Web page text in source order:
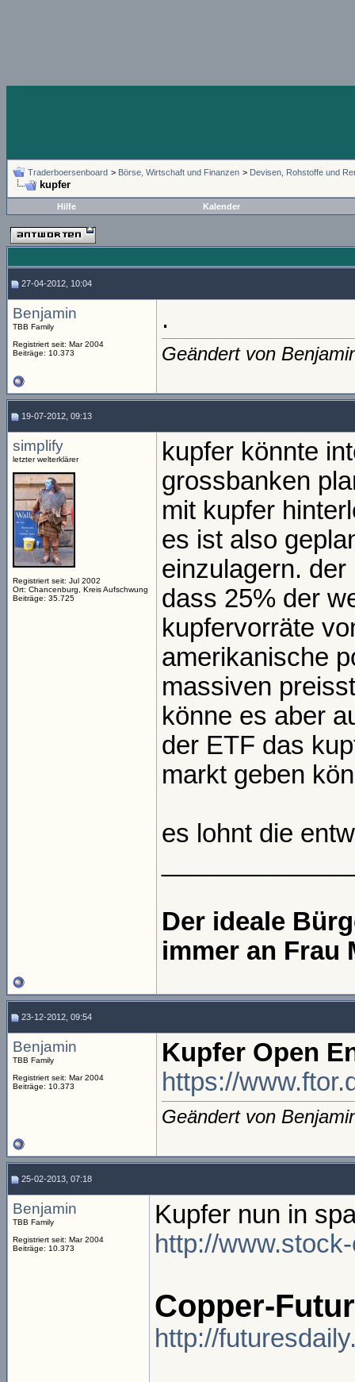
Traderboersenboard > Börse, Wirtschaft und Finanzen > Devisen, Rohstoffe und
kupfer
Hilfe Kalender
27-04-2012, 10:04
Benjamin
TBB Family
Registriert seit: Mar 2004
Beiträge: 10.373
.
Geändert von
19-07-2012, 09:13
simplify
letzter welterklärer
Registriert seit: Jul 2002
Ort: Chancenburg, Kreis Aufschwung
Beiträge: 35.725
kupfer könnte
grossbanken
mit kupfer
es ist also
einzulagern.
dass 25% der
kupfervorräte
amerikanische
massiven
könne es aber
der ETF das
markt geben
es lohnt die
Der ideale
immer an Frau
23-12-2012, 09:54
Benjamin
TBB Family
Registriert seit: Mar 2004
Beiträge: 10.373
Kupfer Open
https://
Geändert von
25-02-2013, 07:18
Benjamin
TBB Family
Registriert seit: Mar 2004
Beiträge: 10.373
Kupfer nun in
http://
Copper-
http://